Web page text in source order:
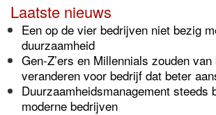
Laatste nieuws
Een op de vier bedrijven niet bezig
duurzaamheid
Gen-Z’ers en Millennials zouden van
veranderen voor bedrijf dat beter
Duurzaamheidsmanagement steeds
moderne bedrijven